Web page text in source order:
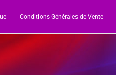
Conditions Générales de Vente